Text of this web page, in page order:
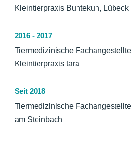
Kleintierpraxis Buntekuh, Lübeck
2016 - 2017
Tiermedizinische Fachangestellte
Kleintierpraxis tara
Seit 2018
Tiermedizinische Fachangestellte
am Steinbach